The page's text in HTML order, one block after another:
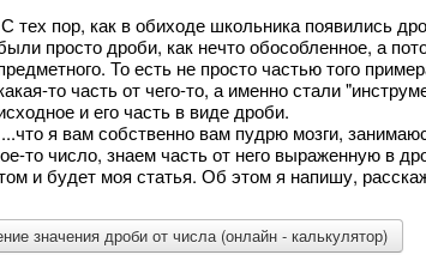
С тех пор, как в обиходе школьника появились
просто дроби, как нечто обособленное, а
То есть не просто частью того
то часть от чего-то, а именно стали
и его часть в виде дроби.
...что я вам собственно вам пудрю мозги,
то число, знаем часть от него выраженную в
и будет моя статья. Об этом я напишу,
значения дроби от числа (онлайн - калькулятор)